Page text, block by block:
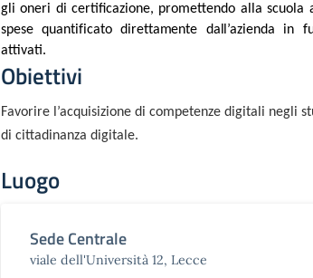
gli oneri di certificazione, promettendo alla scuola
spesequantificato direttamente dal ’azienda in
attivati.
Obiettivi
Favorire l’acquisizione di competenze digitali negli
di cittadinanza digitale.
Luogo
Sede Centrale
viale dell'Università 12, Lecce